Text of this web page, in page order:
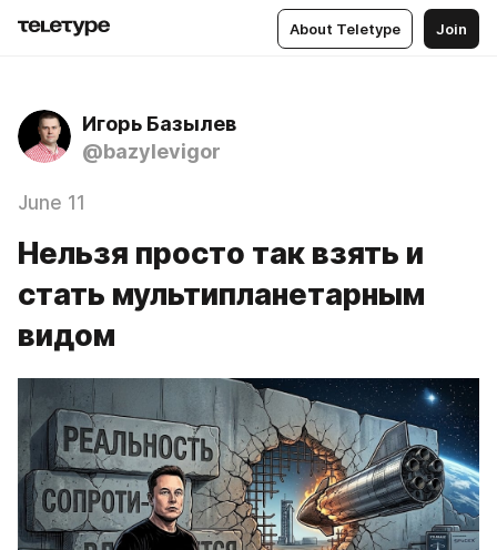
About Teletype Join
Игорь Базылев
@bazylevigor
June 11
Нельзя просто так взять и
стать мультипланетарным
видом